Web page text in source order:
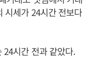
시세가 24시간 전보다
24시간 전과 같았다.